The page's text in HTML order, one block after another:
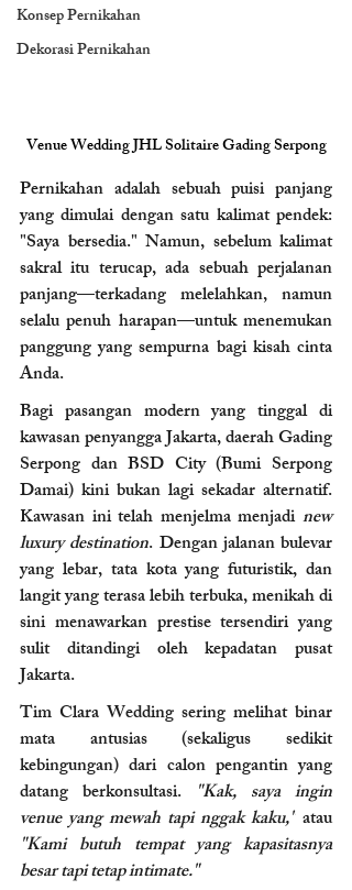
Konsep Pernikahan
Dekorasi Pernikahan
Venue Wedding JHL Solitaire Gading Serpong
Pernikahan adalah sebuah puisi panjang
yang dimulai dengan satu kalimat pendek:
"Saya bersedia." Namun, sebelum kalimat
sakral itu terucap, ada sebuah perjalanan
panjang—terkadang melelahkan, namun
selalu penuh harapan—untuk menemukan
panggung yang sempurna bagi kisah cinta
Anda.
Bagi pasangan modern yang tinggal di
kawasan penyangga Jakarta, daerah Gading
Serpong dan BSD City (Bumi Serpong
Damai) kini bukan lagi sekadar alternatif.
Kawasan ini telah menjelma menjadi new
luxury destination. Dengan jalanan bulevar
yang lebar, tata kota yang futuristik, dan
langit yang terasa lebih terbuka, menikah di
sini menawarkan prestise tersendiri yang
sulit ditandingi oleh kepadatan pusat
Jakarta.
Tim Clara Wedding sering melihat binar
mata antusias (sekaligus sedikit
kebingungan) dari calon pengantin yang
datang berkonsultasi. "Kak, saya ingin
venue yang mewah tapi nggak kaku,"
"Kami butuh tempat yang kapasitasnya
besar tapi tetap intimate."